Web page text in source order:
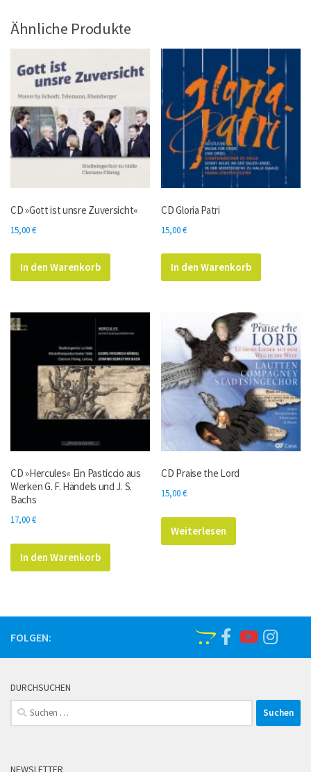
Ähnliche Produkte
CD »Gott ist unsre Zuversicht«
15,00€
In den Warenkorb
CD Gloria Patri
15,00€
In den Warenkorb
CD »Hercules« Ein Pasticcio aus
Werken G. F. Händels und J. S.
Bachs
17,00€
In den Warenkorb
CD Praise the Lord
15,00€
Weiterlesen
FOLGEN:
DURCHSUCHEN
Suchen
nach:
NEWSLETTER